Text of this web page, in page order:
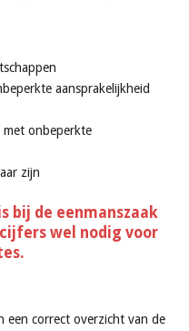
aansprakelijkheid
met onbeperkte
zijn
bij de eenmanszaak
wel nodig voor
een correct overzicht van de